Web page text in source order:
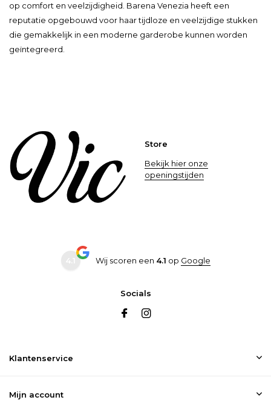
op comfort en veelzijdigheid. Barena Venezia heeft een
reputatie opgebouwd voor haar tijdloze en veelzijdige stukken
die gemakkelijk in een moderne garderobe kunnen worden
geïntegreerd.
Store
Bekijk hier onze
openingstijden
Wij scoren een 4.1 op Google
Socials
Klantenservice
Mijn account